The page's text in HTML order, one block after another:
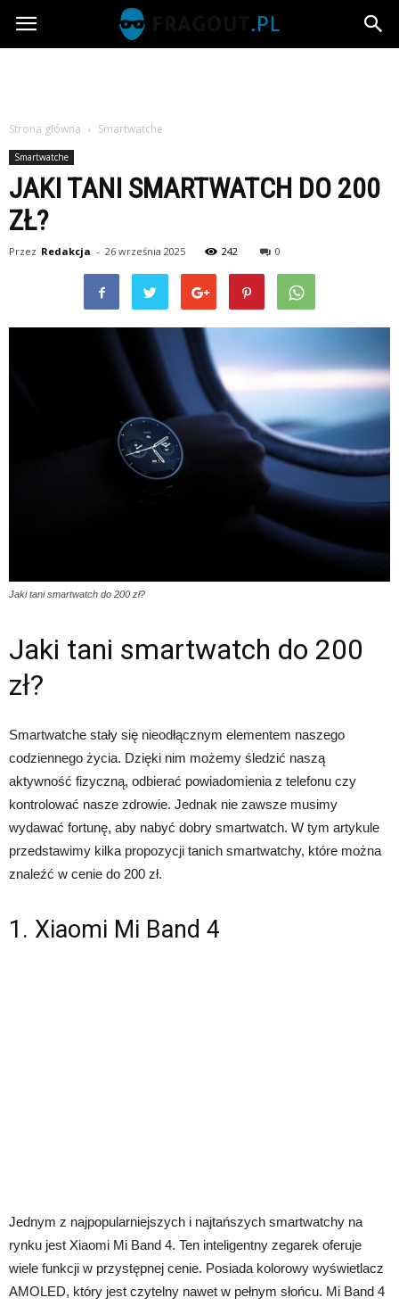
Fragout.pl
Strona główna Smartwatche
Smartwatche
JAKI TANI SMARTWATCH DO 200
ZŁ?
Przez Redakcja - 26 września 2025 242 0
Jaki tani smartwatch do 200 zł?
Jaki tani smartwatch do 200
zł?
Smartwatche stały się nieodłącznym elementem naszego
codziennego życia. Dzięki nim możemy śledzić naszą
aktywność fizyczną, odbierać powiadomienia z telefonu czy
kontrolować nasze zdrowie. Jednak nie zawsze musimy
wydawać fortunę, aby nabyć dobry smartwatch. W tym artykule
przedstawimy kilka propozycji tanich smartwatchy, które można
znaleźć w cenie do 200 zł.
1. Xiaomi Mi Band 4
Jednym z najpopularniejszych i najtańszych smartwatchy na
rynku jest Xiaomi Mi Band 4. Ten inteligentny zegarek oferuje
wiele funkcji w przystępnej cenie. Posiada kolorowy wyświetlacz
AMOLED, który jest czytelny nawet w pełnym słońcu. Mi Band 4